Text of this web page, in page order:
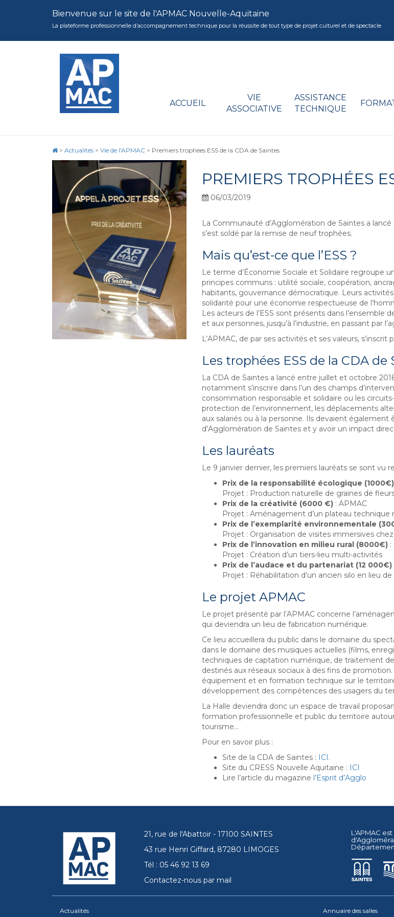
Bienvenue sur le site de l'APMAC Nouvelle-Aquitaine
La plateforme professionnelle d’accompagnement technique pour la réussite de tout type de projet culturel et de spectacle
ACCUEIL
VIE
ASSOCIATIVE
ASSISTANCE
TECHNIQUE
> Actualités > Vie de l'APMAC > Premiers trophées ESS de la CDA de Saintes
PREMIERS TROPHÉES
06/03/2019
La Communauté d’Agglomération de Saintes a
s’est soldé par la remise de neuf trophées.
Mais qu’est-ce que l’ESS ?
Le terme d’Économie Sociale et Solidaire regroupe
principes communs : utilité sociale, coopération,
habitants, gouvernance démocratique. Leurs
solidarité pour une économie respectueuse de
Les acteurs de l’ESS sont présents dans l’ensemble
et aux personnes, jusqu’à l’industrie, en passant par
L’APMAC, de par ses activités et ses valeurs,
Les trophées ESS de la CDA de
La CDA de Saintes a lancé entre juillet et octobre
notamment s’inscrire dans l’un des champs
consommation responsable et solidaire ou les
protection de l’environnement, les déplacements
aux salariés ou à la personne. Ils devaient
d’Agglomération de Saintes et y avoir un impact
Les lauréats
Le 9 janvier dernier, les premiers lauréats se sont vu
Prix de la responsabilité écologique (1000€)
Projet : Production naturelle de graines de
Prix de la créativité (6000 €): APMAC
Projet : Aménagement d’un plateau technique
Prix de l’exemplarité environnementale
Projet : Organisation de visites immersives
Prix de l’innovation en milieu rural (8000€):
Projet : Création d’un tiers-lieu multi-activités
Prix de l’audace et du partenariat (12 000€)
Projet : Réhabilitation d’un ancien silo en lieu
Le projet APMAC
Le projet présenté par l’APMAC concerne
qui deviendra un lieu de fabrication numérique.
Ce lieu accueillera du public dans le domaine du
dans le domaine des musiques actuelles (films,
techniques de captation numérique, de traitement
destinés aux réseaux sociaux à des fins de
équipement et en formation technique sur le
développement des compétences des usagers du
La Halle deviendra donc un espace de travail
formation professionnelle et public du territoire
tourisme…
Pour en savoir plus :
Site de la CDA de Saintes : ICI.
Site du CRESS Nouvelle Aquitaine : ICI
Lire l’article du magazine l’Esprit d’Agglo
21, rue de l'Abattoir - 17100 SAINTES
43 rue Henri Giffard, 87280 LIMOGES
Tél : 05 46 92 13 69
Contactez-nous par mail
L'APMAC
Actualités
Annuaire des salles